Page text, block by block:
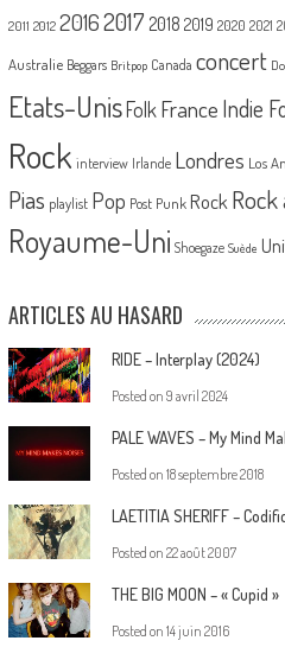
2011 2012 20162017 2018 2019 2020 2021
Australie Beggars Britpop Canada concert
Etats-UnisFolk France Indie
Rock interview Irlande Londres Los
Pias playlist Pop Post Punk Rock
Royaume-Uni Shoegaze Suède
ARTICLES AU HASARD
RIDE – Interplay (2024)
Posted on 9 avril 2024
PALE WAVES – My Mind
Posted on 18 septembre 2018
LAETITIA SHERIFF –
Posted on 22 août 2007
THE BIG MOON – « Cupid »
Posted on 14 juin 2016